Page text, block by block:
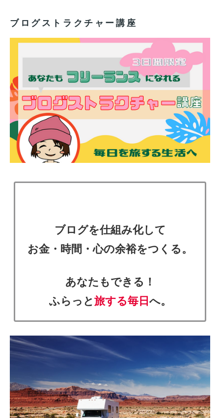
ブログストラクチャー講座
ブログを仕組み化して
お金・時間・心の余裕をつくる。
あなたもできる！
ふらっと旅する毎日 へ。